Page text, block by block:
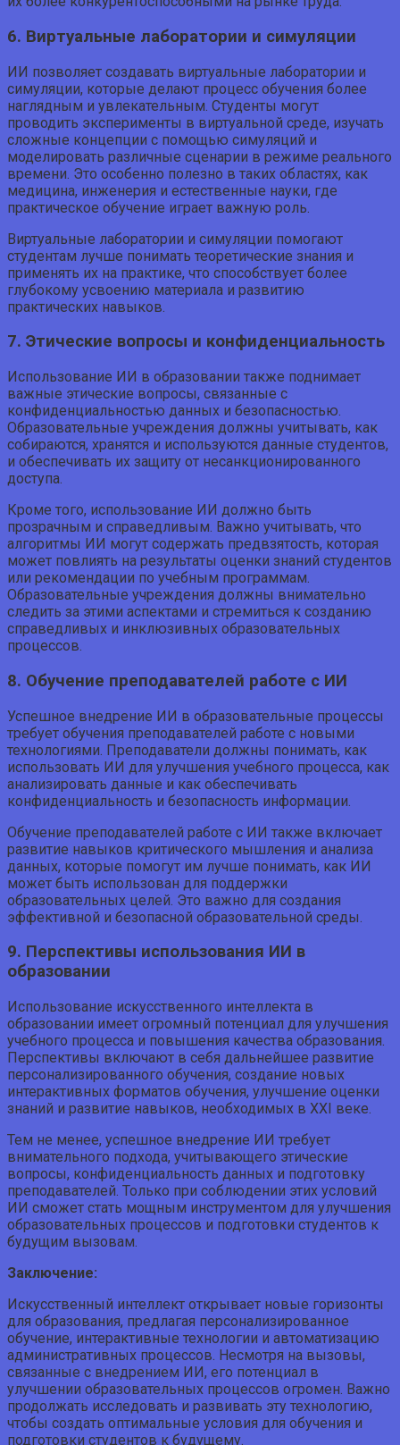
6. Виртуальные лаборатории и симуляции
ИИ позволяет создавать виртуальные лаборатории и
симуляции, которые делают процесс обучения более
наглядным и увлекательным. Студенты могут
проводить эксперименты в виртуальной среде, изучать
сложные концепции с помощью симуляций и
моделировать различные сценарии в режиме реального
времени. Это особенно полезно в таких областях, как
медицина, инженерия и естественные науки, где
практическое обучение играет важную роль.
Виртуальные лаборатории и симуляции помогают
студентам лучше понимать теоретические знания и
применять их на практике, что способствует более
глубокому усвоению материала и развитию
практических навыков.
7. Этические вопросы и конфиденциальность
Использование ИИ в образовании также поднимает
важные этические вопросы, связанные с
конфиденциальностью данных и безопасностью.
Образовательные учреждения должны учитывать, как
собираются, хранятся и используются данные студентов,
и обеспечивать их защиту от несанкционированного
доступа.
Кроме того, использование ИИ должно быть
прозрачным и справедливым. Важно учитывать, что
алгоритмы ИИ могут содержать предвзятость, которая
может повлиять на результаты оценки знаний студентов
или рекомендации по учебным программам.
Образовательные учреждения должны внимательно
следить за этими аспектами и стремиться к созданию
справедливых и инклюзивных образовательных
процессов.
8. Обучение преподавателей работе с ИИ
Успешное внедрение ИИ в образовательные процессы
требует обучения преподавателей работе с новыми
технологиями. Преподаватели должны понимать, как
использовать ИИ для улучшения учебного процесса, как
анализировать данные и как обеспечивать
конфиденциальность и безопасность информации.
Обучение преподавателей работе с ИИ также включает
развитие навыков критического мышления и анализа
данных, которые помогут им лучше понимать, как ИИ
может быть использован для поддержки
образовательных целей. Это важно для создания
эффективной и безопасной образовательной среды.
9. Перспективы использования ИИ в
образовании
Использование искусственного интеллекта в
образовании имеет огромный потенциал для улучшения
учебного процесса и повышения качества образования.
Перспективы включают в себя дальнейшее развитие
персонализированного обучения, создание новых
интерактивных форматов обучения, улучшение оценки
знаний и развитие навыков, необходимых в XXI веке.
Тем не менее, успешное внедрение ИИ требует
внимательного подхода, учитывающего этические
вопросы, конфиденциальность данных и подготовку
преподавателей. Только при соблюдении этих условий
ИИ сможет стать мощным инструментом для улучшения
образовательных процессов и подготовки студентов к
будущим вызовам.
Заключение:
Искусственный интеллект открывает новые горизонты
для образования, предлагая персонализированное
обучение, интерактивные технологии и автоматизацию
административных процессов. Несмотря на вызовы,
связанные с внедрением ИИ, его потенциал в
улучшении образовательных процессов огромен. Важно
продолжать исследовать и развивать эту технологию,
чтобы создать оптимальные условия для обучения и
подготовки студентов к будущему.